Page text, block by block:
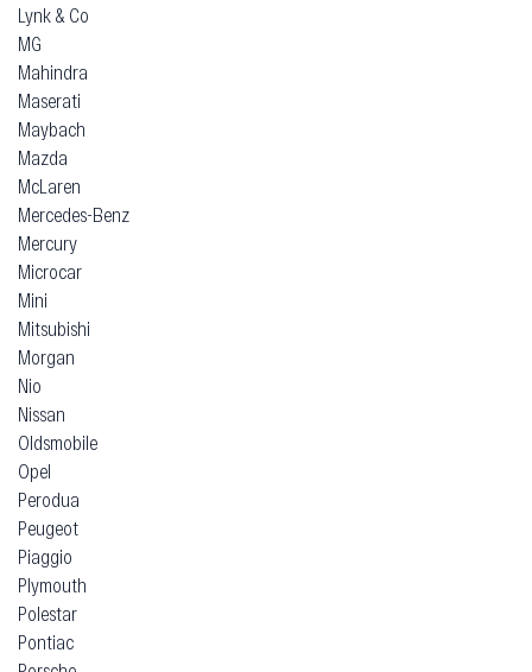
Lynk & Co
MG
Mahindra
Maserati
Maybach
Mazda
McLaren
Mercedes-Benz
Mercury
Microcar
Mini
Mitsubishi
Morgan
Nio
Nissan
Oldsmobile
Opel
Perodua
Peugeot
Piaggio
Plymouth
Polestar
Pontiac